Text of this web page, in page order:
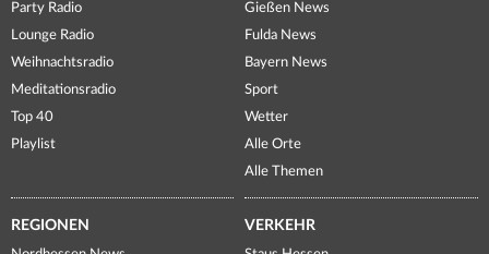
Party Radio
Lounge Radio
Weihnachtsradio
Meditationsradio
Top 40
Playlist
Gießen News
Fulda News
Bayern News
Sport
Wetter
Alle Orte
Alle Themen
REGIONEN VERKEHR